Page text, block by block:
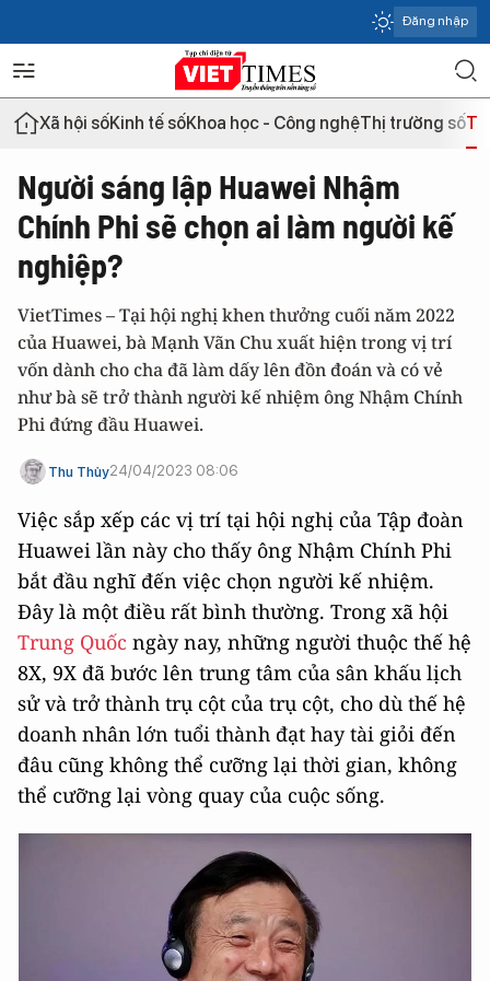
Đăng nhập
Xã hội sốKinh tế sốKhoa học - Công nghệThị trường số
Người sáng lập Huawei Nhậm
Chính Phi sẽ chọn ai làm người kế
nghiệp?
VietTimes – Tại hội nghị khen thưởng cuối năm 2022
của Huawei, bà Mạnh Vãn Chu xuất hiện trong vị trí
vốn dành cho cha đã làm dấy lên đồn đoán và có vẻ
như bà sẽ trở thành người kế nhiệm ông Nhậm Chính
Phi đứng đầu Huawei.
Thu Thủy24/04/2023 08:06
Việc sắp xếp các vị trí tại hội nghị của Tập đoàn
Huawei lần này cho thấy ông Nhậm Chính Phi
bắt đầu nghĩ đến việc chọn người kế nhiệm.
Đây là một điều rất bình thường. Trong xã hội
Trung Quốc ngày nay, những người thuộc thế hệ
8X, 9X đã bước lên trung tâm của sân khấu lịch
sử và trở thành trụ cột của trụ cột, cho dù thế hệ
doanh nhân lớn tuổi thành đạt hay tài giỏi đến
đâu cũng không thể cưỡng lại thời gian, không
thể cưỡng lại vòng quay của cuộc sống.